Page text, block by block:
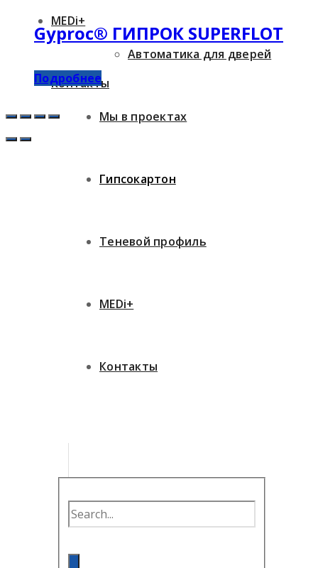
MEDi+
Контакты
Автоматика для дверей
Мы в проектах
Гипсокартон
Теневой профиль
MEDi+
Контакты
Gyproc® ГИПРОК SUPERFLOT
Подробнее